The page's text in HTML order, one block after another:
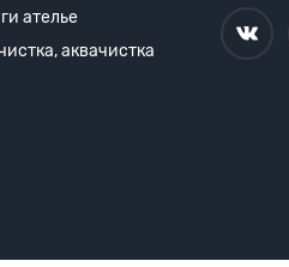
ателье
аквачистка